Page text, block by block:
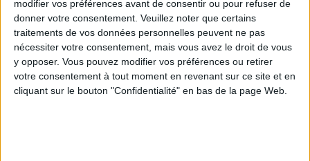
modifier vos préférences avant de consentir ou pour refuser de
donner votre consentement. Veuillez noter que certains
traitements de vos données personnelles peuvent ne pas
nécessiter votre consentement, mais vous avez le droit de vous
y opposer. Vous pouvez modifier vos préférences ou retirer
votre consentement à tout moment en revenant sur ce site et en
cliquant sur le bouton "Confidentialité" en bas de la page Web.
Peut-on remplacer la viande par des féculents ?
Consultation diététique du 05/08/2026